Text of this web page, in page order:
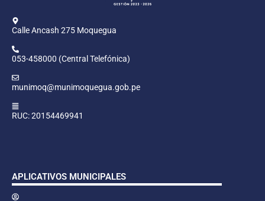
Calle Ancash 275 Moquegua
053-458000 (Central Telefónica)
munimoq@munimoquegua.gob.pe
RUC: 20154469941
APLICATIVOS MUNICIPALES